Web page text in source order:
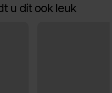
u dit ook leuk